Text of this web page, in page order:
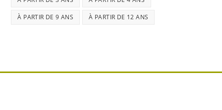
À PARTIR DE 9 ANS À PARTIR DE 12 ANS